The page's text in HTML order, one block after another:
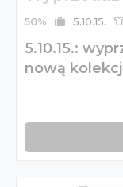
50% 5.10.15.
5.10.15.:
nową